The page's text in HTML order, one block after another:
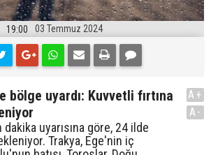
19:00 03 Temmuz 2024
bölge uyardı: Kuvvetli fırtına
uyarısına göre, 24 ilde
Trakya, Ege'nin iç
A+
A-